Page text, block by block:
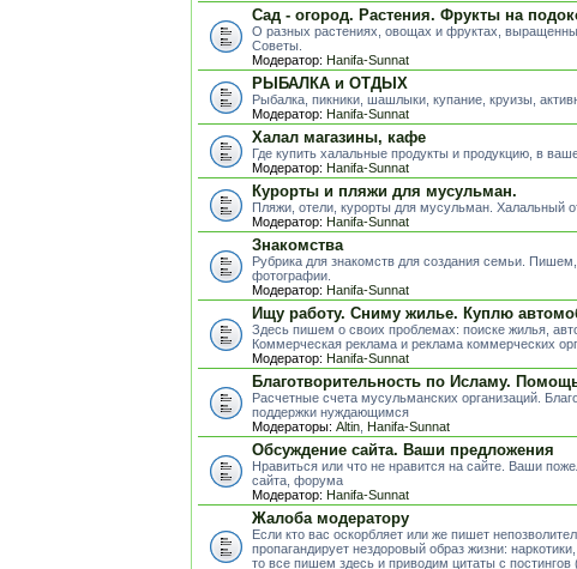
Сад - огород. Растения. Фрукты на
О разных растениях, овощах и фруктах,
Советы.
Модератор: Hanifa-Sunnat
РЫБАЛКА и ОТДЫХ
Рыбалка, пикники, шашлыки, купание, круизы,
Модератор: Hanifa-Sunnat
Халал магазины, кафе
Где купить халальные продукты и продукцию, в
Модератор: Hanifa-Sunnat
Курорты и пляжи для мусульман.
Пляжи, отели, курорты для мусульман. Халальный
Модератор: Hanifa-Sunnat
Знакомства
Рубрика для знакомств для создания семьи.
фотографии.
Модератор: Hanifa-Sunnat
Ищу работу. Сниму жилье. Куплю
Здесь пишем о своих проблемах: поиске жилья,
Коммерческая реклама и реклама коммерческих
Модератор: Hanifa-Sunnat
Благотворительность по Исламу.
Расчетные счета мусульманских организаций.
поддержки нуждающимся
Модераторы: Altin Hanifa-Sunnat
Обсуждение сайта. Ваши предложения
Нравиться или что не нравится на сайте. Ваши
сайта, форума
Модератор: Hanifa-Sunnat
Жалоба модератору
Если кто вас оскорбляет или же пишет
пропагандирует нездоровый образ жизни:
то все пишем здесь и приводим цитаты с